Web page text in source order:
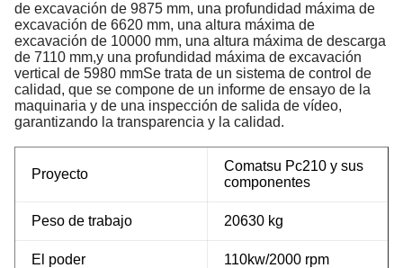
de excavación de 9875 mm, una profundidad máxima de
excavación de 6620 mm, una altura máxima de
excavación de 10000 mm, una altura máxima de descarga
de 7110 mm,y una profundidad máxima de excavación
vertical de 5980 mmSe trata de un sistema de control de
calidad, que se compone de un informe de ensayo de la
maquinaria y de una inspección de salida de vídeo,
garantizando la transparencia y la calidad.
Proyecto
Comatsu Pc210 y sus
componentes
Peso de trabajo 20630 kg
El poder 110kw/2000 rpm